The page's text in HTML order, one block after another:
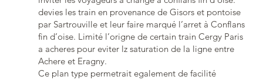
devies les train en provenance de Gisors et pontoise
par Sartrouville et leur faire marqué l’arret à Conflans
fin d’oise. Limité l’origne de certain train Cergy Paris
a acheres pour eviter lz saturation de la ligne entre
Achere et Eragny.
Ce plan type permetrait egalement de facilité